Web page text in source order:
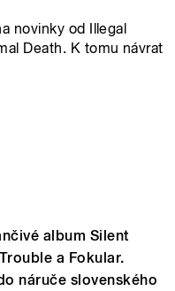
novinky od Illegal
Death. K tomu návrat
album Silent
a Fokular.
náruče slovenského